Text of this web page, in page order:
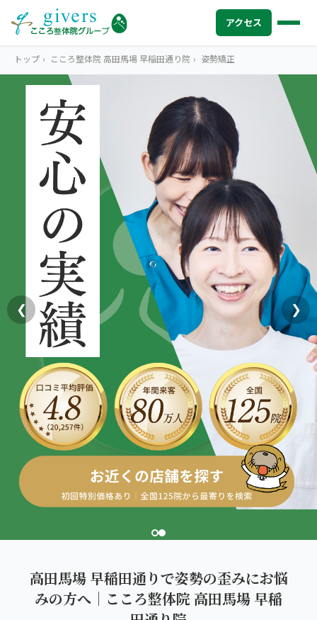
アクセス
HOME トップ
SYMPTOMS 症状から探す
腰痛
肩こり・首こり
四十肩・五十肩
膝痛・関節痛
股関節の痛み
産後の不調・体型の崩れ
骨盤の傾き・歪み
坐骨神経痛
ぎっくり腰
寝違え
姿勢矯正
疲労回復
MENU メニューから探す
STORE 店舗一覧
AREA エリアから探す
北海道
札幌エリア（13院）
東北
仙台エリア（4院）
関東
池袋エリア（3院）
新宿エリア（3院）
高田馬場エリア（2院）
立川エリア（2院）
ABOUT US 私たちについて
こころ整体院グループについて
初めての方へ
giversメソッドGIFT
研究・論文
医師・専門家からの推薦
メディア・実績
お知らせ
ご予約はこちら
OUR CONCEPT
とらわれないカラダを。
トップ › こころ整体院 高田馬場 早稲田通り院 › 姿勢矯正
❮ ❯
高田馬場 早稲田通りで姿勢の歪みにお悩
みの方へ｜こころ整体院 高田馬場 早稲